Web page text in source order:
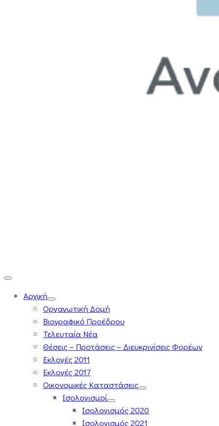
Αρχική
Οργανωτική Δομή
Βιογραφικό Προέδρου
Τελευταία Νέα
Θέσεις – Προτάσεις – Διευκρινίσεις Φορέων
Εκλογές 2011
Εκλογές 2017
Οικονομικές Καταστάσεις
Ισολογισμοί
Ισολογισμός 2020
Ισολογισμός 2021